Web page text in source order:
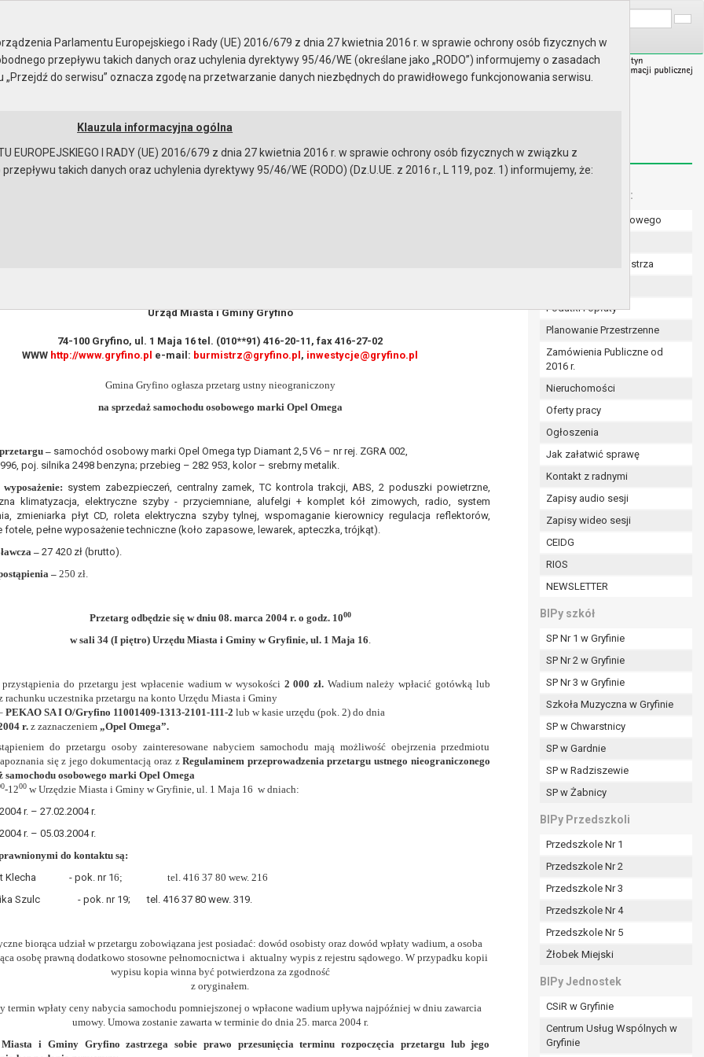
Instrukcja korzystania Dostępność
ogłasza przetarg ustny nieograniczony na sprzedaż samochodu
Urząd Miasta i Gminy Gryfino
74-100 Gryfino, ul. 1 Maja 16 tel. (010**91) 416-20-11, fax 416-27-02
WWW http://www.gryfino.pl e-mail: burmistrz@gryfino.pl , inwestycje@gryfino.pl
Gmina Gryfino ogłasza przetarg ustny nieograniczony
na sprzedaż samochodu osobowego marki Opel Omega
– samochód osobowy marki Opel Omega typ Diamant 2,5 V6 – nr rej. ZGRA 002,
poj. silnika 2498 benzyna; przebieg – 282 953, kolor – srebrny metalik.
system zabezpieczeń, centralny zamek, TC kontrola trakcji, ABS, 2 poduszki powietrzne,
klimatyzacja, elektryczne szyby - przyciemniane, alufelgi + komplet kół zimowych, radio, system
zmieniarka płyt CD, roleta elektryczna szyby tylnej, wspomaganie kierownicy regulacja reflektorów,
fotele, pełne wyposażenie techniczne (koło zapasowe, lewarek, apteczka, trójkąt).
– 27 420 zł (brutto).
–250 zł.
Przetarg odbędzie się w dniu 08. marca 2004 r. o godz. 1000
w sali 34 (I piętro) Urzędu Miasta i Gminy w Gryfinie, ul. 1 Maja 16.
przystąpienia do przetargu jest wpłacenie wadium w wysokości 2 000 zł. Wadium należy wpłacić gotówką lub
rachunku uczestnika przetargu na konto Urzędu Miasta i Gminy
PEKAO SA I O/Gryfino 11001409-1313-2101-111-2 lub w kasie urzędu (pok. 2) do dnia
r. z zaznaczeniem „Opel Omega”.
do przetargu osoby zainteresowane nabyciem samochodu mają możliwość obejrzenia przedmiotu
się z jego dokumentacją oraz zRegulaminem przeprowadzenia przetargu ustnego nieograniczonego
samochodu osobowego marki Opel Omega
-1200 w Urzędzie Miasta i Gminy w Gryfinie, ul. 1 Maja 16 w dniach:
r. – 27.02.2004 r.
r. – 05.03.2004 r.
do kontaktu są:
Klecha - pok. nr 16;
tel. 416 37 80 wew. 216
Szulc - pok. nr 19; tel. 416 37 80 wew. 319.
biorąca udział w przetargu zobowiązana jest posiadać: dowód osobisty oraz dowód wpłaty wadium, a osoba
osobę prawną dodatkowo stosowne pełnomocnictwa i aktualny wypis z rejestru sądowego. W przypadku kopii
wypisu kopia winna być potwierdzona za zgodność
z oryginałem.
termin wpłaty ceny nabycia samochodu pomniejszonej o wpłacone wadium upływa najpóźniej w dniu zawarcia
umowy. Umowa zostanie zawarta w terminie do dnia 25. marca 2004 r.
i Gminy Gryfino zastrzega sobie prawo przesunięcia terminu rozpoczęcia przetargu lub jego
Menu dodatkowe:
Numer konta bankowego
Zarządzenia Burmistrza
Podatki i opłaty
Planowanie Przestrzenne
Zamówienia Publiczne od
2016 r.
Nieruchomości
Oferty pracy
Ogłoszenia
Jak załatwić sprawę
Kontakt z radnymi
Zapisy audio sesji
Zapisy wideo sesji
CEIDG
RIOS
NEWSLETTER
BIPy szkół
SP Nr 1 w Gryfinie
SP Nr 2 w Gryfinie
SP Nr 3 w Gryfinie
Szkoła Muzyczna w Gryfinie
SP w Chwarstnicy
SP w Gardnie
SP w Radziszewie
SP w Żabnicy
BIPy Przedszkoli
Przedszkole Nr 1
Przedszkole Nr 2
Przedszkole Nr 3
Przedszkole Nr 4
Przedszkole Nr 5
Żłobek Miejski
BIPy Jednostek
CSiR w Gryfinie
Centrum Usług Wspólnych w
Gryfinie
Parlamentu Europejskiego i Rady (UE) 2016/679 z dnia 27 kwietnia 2016 r. w sprawie ochrony osób fizycznych w
przepływu takich danych oraz uchylenia dyrektywy 95/46/WE (określane jako „RODO”) informujemy o zasadach
do serwisu” oznacza zgodę na przetwarzanie danych niezbędnych do prawidłowego funkcjonowania serwisu.
Klauzula informacyjna ogólna
EUROPEJSKIEGO I RADY (UE) 2016/679 z dnia 27 kwietnia 2016 r. w sprawie ochrony osób fizycznych w związku z
takich danych oraz uchylenia dyrektywy 95/46/WE (RODO) (Dz.U.UE. z 2016 r., L 119, poz. 1) informujemy, że:
przepisami prawa w celu:
a w szczególności ustawy z dnia 8 marca 1990 r. o samorządzie gminnym (Dz.U. z 2017r., poz. 1875 ze zm.) oraz z
a także obowiązków i zadań zleconych przez instytucje nadrzędne wobec Gminy;
lub innej osoby fizycznej;
są wyłącznie na podstawie wcześniej udzielonej zgody w zakresie i celu określonym w treści zgody.
w pkt. 3, dane osobowe mogą być udostępniane innym upoważnionym odbiorcom lub kategoriom odbiorców danych
administratora na podstawie zawartej z nim umowy powierzenia przetwarzania danych osobowych;
na podstawie odpowiednich przepisów prawa.
niezbędny do realizacji celu dla jakiego zostały zebrane oraz zgodnie z terminami archiwizacji określonymi przez
zgody osoby, której dane dotyczą przetwarzanie odbywa się do czasu wycofania tej zgody.
zawarcia i realizacji umowy przetwarzanie odbywa się przez okres niezbędny do realizacji zawartej umowy, a po tym
dla zabezpieczenia ewentualnych roszczeń, a w przypadku wyrażenia zgody na przetwarzanie danych po zakończeniu i
od momentu pozyskania przechowywane są przez okres wynikający z umowy o dofinansowanie zawartej między
i konieczności zachowania dokumentacji projektu do celów kontrolnych.
osobowych przysługuje Pani/Panu:
ich kopii na podstawie art. 15 RODO;
art. 16 RODO,
prawo do bycia zapomnianym) na podstawie art. 17 RODO, w przypadku gdy:
były zebrane lub w inny sposób przetwarzane,
na przetwarzanie danych osobowych, która jest podstawą przetwarzania danych i nie ma innej podstawy prawnej
z prawem,
się z obowiązku wynikającego z przepisów prawa;
osobowych na podstawie art. 18 RODO, w przypadku gdy:
danych osobowych – na okres pozwalający administratorowi sprawdzić prawidłowość tych danych,
celów, ale osoba, której dane dotyczą, potrzebuje ich do ustalenia, obrony lub dochodzenia roszczeń,
wobec przetwarzania danych - do czasu ustalenia czy prawnie uzasadnione podstawy po stronie administratora są
RODO, w przypadku gdy łącznie spełnione są następujące przesłanki:
umowy zawartej z osobą, której dane dotyczą lub na podstawie zgody wyrażonej przez tą osobę,
art. 21 RODO, wobec przetwarzania danych osobowych, którego podstawą prawną jest: